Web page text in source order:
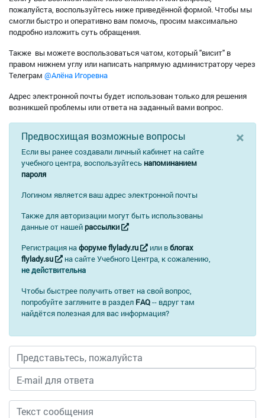
пожалуйста, воспользуйтесь ниже приведённой формой. Чтобы мы
смогли быстро и оперативно вам помочь, просим максимально
подробно изложить суть обращения.
Также вы можете воспользоваться чатом, который "висит" в
правом нижнем углу или написать напрямую администратору через
Телеграм @Алёна Игоревна
Адрес электронной почты будет использован только для решения
возникшей проблемы или ответа на заданный вами вопрос.
Предвосхищая возможные вопросы
Если вы ранее создавали личный кабинет на сайте
учебного центра, воспользуйтесь напоминанием
пароля
Логином является ваш адрес электронной почты
Также для авторизации могут быть использованы
данные от нашей рассылки
Регистрация нафоруме flylady.ru или вблогах
flylady.su
на сайте Учебного Центра, к сожалению,
не действительна
Чтобы быстрее получить ответ на свой вопрос,
попробуйте загляните в раздел FAQ-- вдруг там
найдётся полезная для вас информация?
×